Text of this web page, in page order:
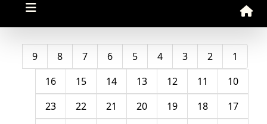
1
2
3
4
5
6
7
8
9
10
11
12
13
14
15
16
17
18
19
20
21
22
23